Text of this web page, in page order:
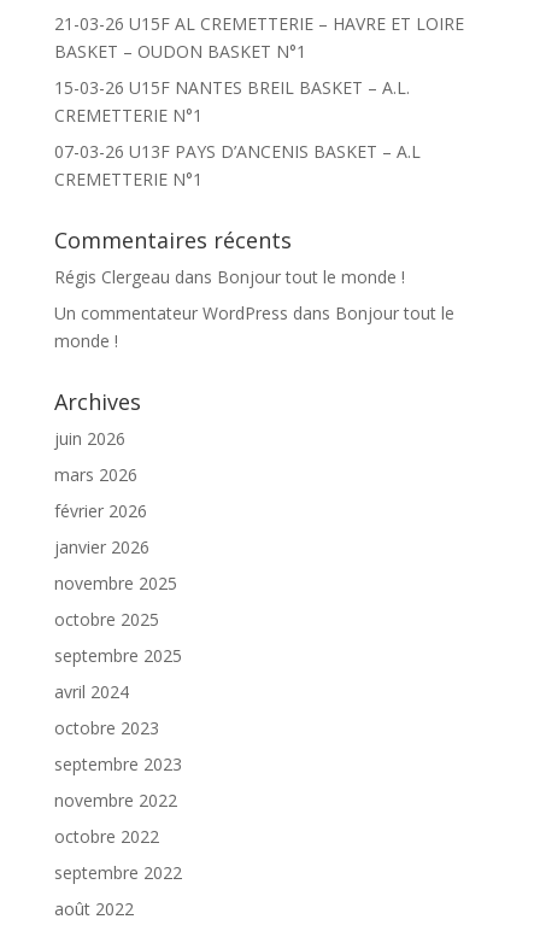
21-03-26 U15F AL CREMETTERIE – HAVRE ET LOIRE
BASKET – OUDON BASKET N°1
15-03-26 U15F NANTES BREIL BASKET – A.L.
CREMETTERIE N°1
07-03-26 U13F PAYS D’ANCENIS BASKET – A.L
CREMETTERIE N°1
Commentaires récents
Régis Clergeau dans Bonjour tout le monde !
Un commentateur WordPress dans Bonjour tout le
monde !
Archives
juin 2026
mars 2026
février 2026
janvier 2026
novembre 2025
octobre 2025
septembre 2025
avril 2024
octobre 2023
septembre 2023
novembre 2022
octobre 2022
septembre 2022
août 2022